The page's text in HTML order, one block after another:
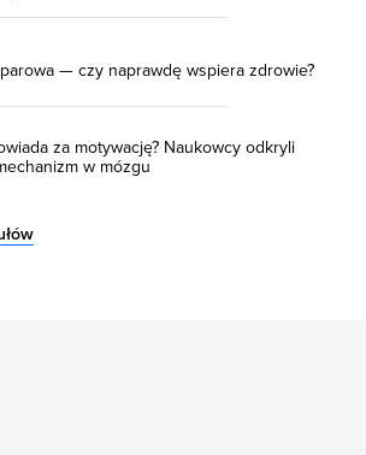
— czy naprawdę wspiera zdrowie?
za motywację? Naukowcy odkryli
w mózgu